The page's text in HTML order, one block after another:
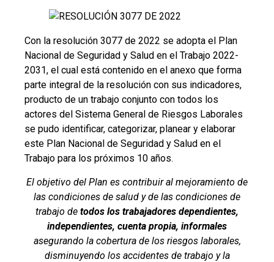
Con la resolución 3077 de 2022 se adopta el Plan
Nacional de Seguridad y Salud en el Trabajo 2022-
2031, el cual está contenido en el anexo que forma
parte integral de la resolución con sus indicadores,
producto de un trabajo conjunto con todos los
actores del Sistema General de Riesgos Laborales
se pudo identificar, categorizar, planear y elaborar
este Plan Nacional de Seguridad y Salud en el
Trabajo para los próximos 10 años.
El objetivo del Plan es contribuir al mejoramiento de
las condiciones de salud y de las condiciones de
trabajo de todos los trabajadores dependientes,
independientes, cuenta propia, informales
asegurando la cobertura de los riesgos laborales,
disminuyendo los accidentes de trabajo y la